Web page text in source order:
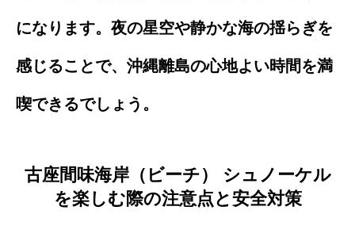
になります。夜の星空や静かな海の揺らぎを
感じることで、沖縄離島の心地よい時間を満
喫できるでしょう。
古座間味海岸（ビーチ） シュノーケル
を楽しむ際の注意点と安全対策